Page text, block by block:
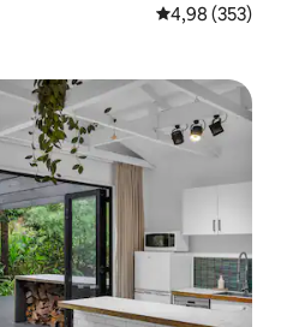
Évaluation
4,98 (353)